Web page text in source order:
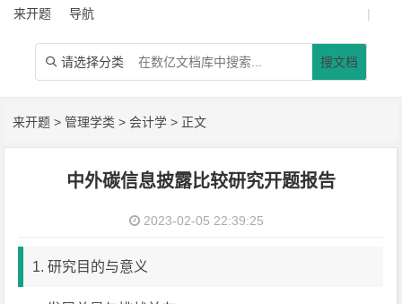
来开题 导航 |
 请选择分类 搜文档
来开题 >管理学类 >会计学 > 正文
中外碳信息披露比较研究开题报告
2023-02-05 22:39:25
1. 研究目的与意义